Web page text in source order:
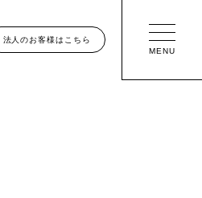
法人のお客様はこちら
MENU